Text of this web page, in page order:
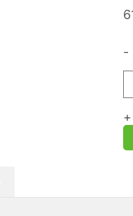
-
+